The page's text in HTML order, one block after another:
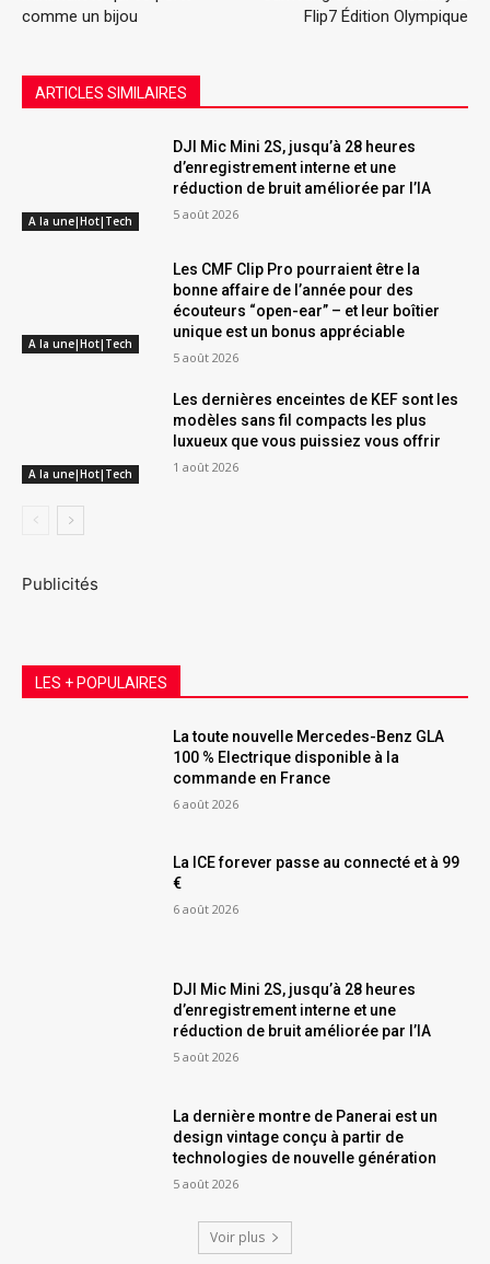
comme un bijou
Flip7 Édition Olympique
ARTICLES SIMILAIRES
A la une|Hot|Tech
DJI Mic Mini 2S, jusqu’à 28 heures
d’enregistrement interne et une
réduction de bruit améliorée par l’IA
5 août 2026
A la une|Hot|Tech
Les CMF Clip Pro pourraient être la
bonne affaire de l’année pour des
écouteurs “open-ear” – et leur boîtier
unique est un bonus appréciable
5 août 2026
A la une|Hot|Tech
Les dernières enceintes de KEF sont les
modèles sans fil compacts les plus
luxueux que vous puissiez vous offrir
1 août 2026
Publicités
LES + POPULAIRES
La toute nouvelle Mercedes-Benz GLA
100 % Electrique disponible à la
commande en France
6 août 2026
La ICE forever passe au connecté et à 99
€
6 août 2026
DJI Mic Mini 2S, jusqu’à 28 heures
d’enregistrement interne et une
réduction de bruit améliorée par l’IA
5 août 2026
La dernière montre de Panerai est un
design vintage conçu à partir de
technologies de nouvelle génération
5 août 2026
Voir plus